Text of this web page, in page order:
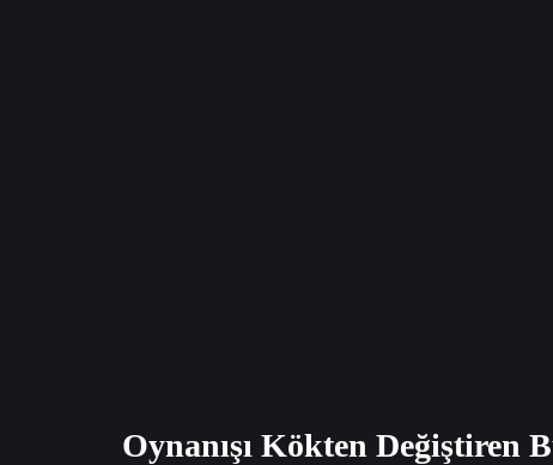
Oynanışı Kökten Değiştiren